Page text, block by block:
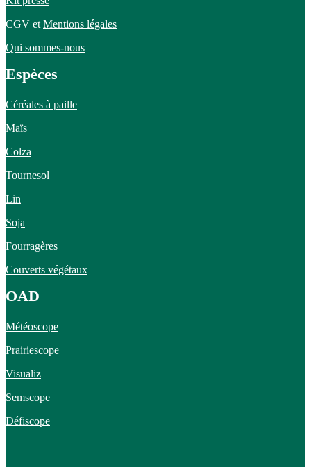
CGV et Mentions légales
Qui sommes-nous
Espèces
Céréales à paille
Maïs
Colza
Tournesol
Lin
Soja
Fourragères
Couverts végétaux
OAD
Météoscope
Prairiescope
Visualiz
Semscope
Défiscope